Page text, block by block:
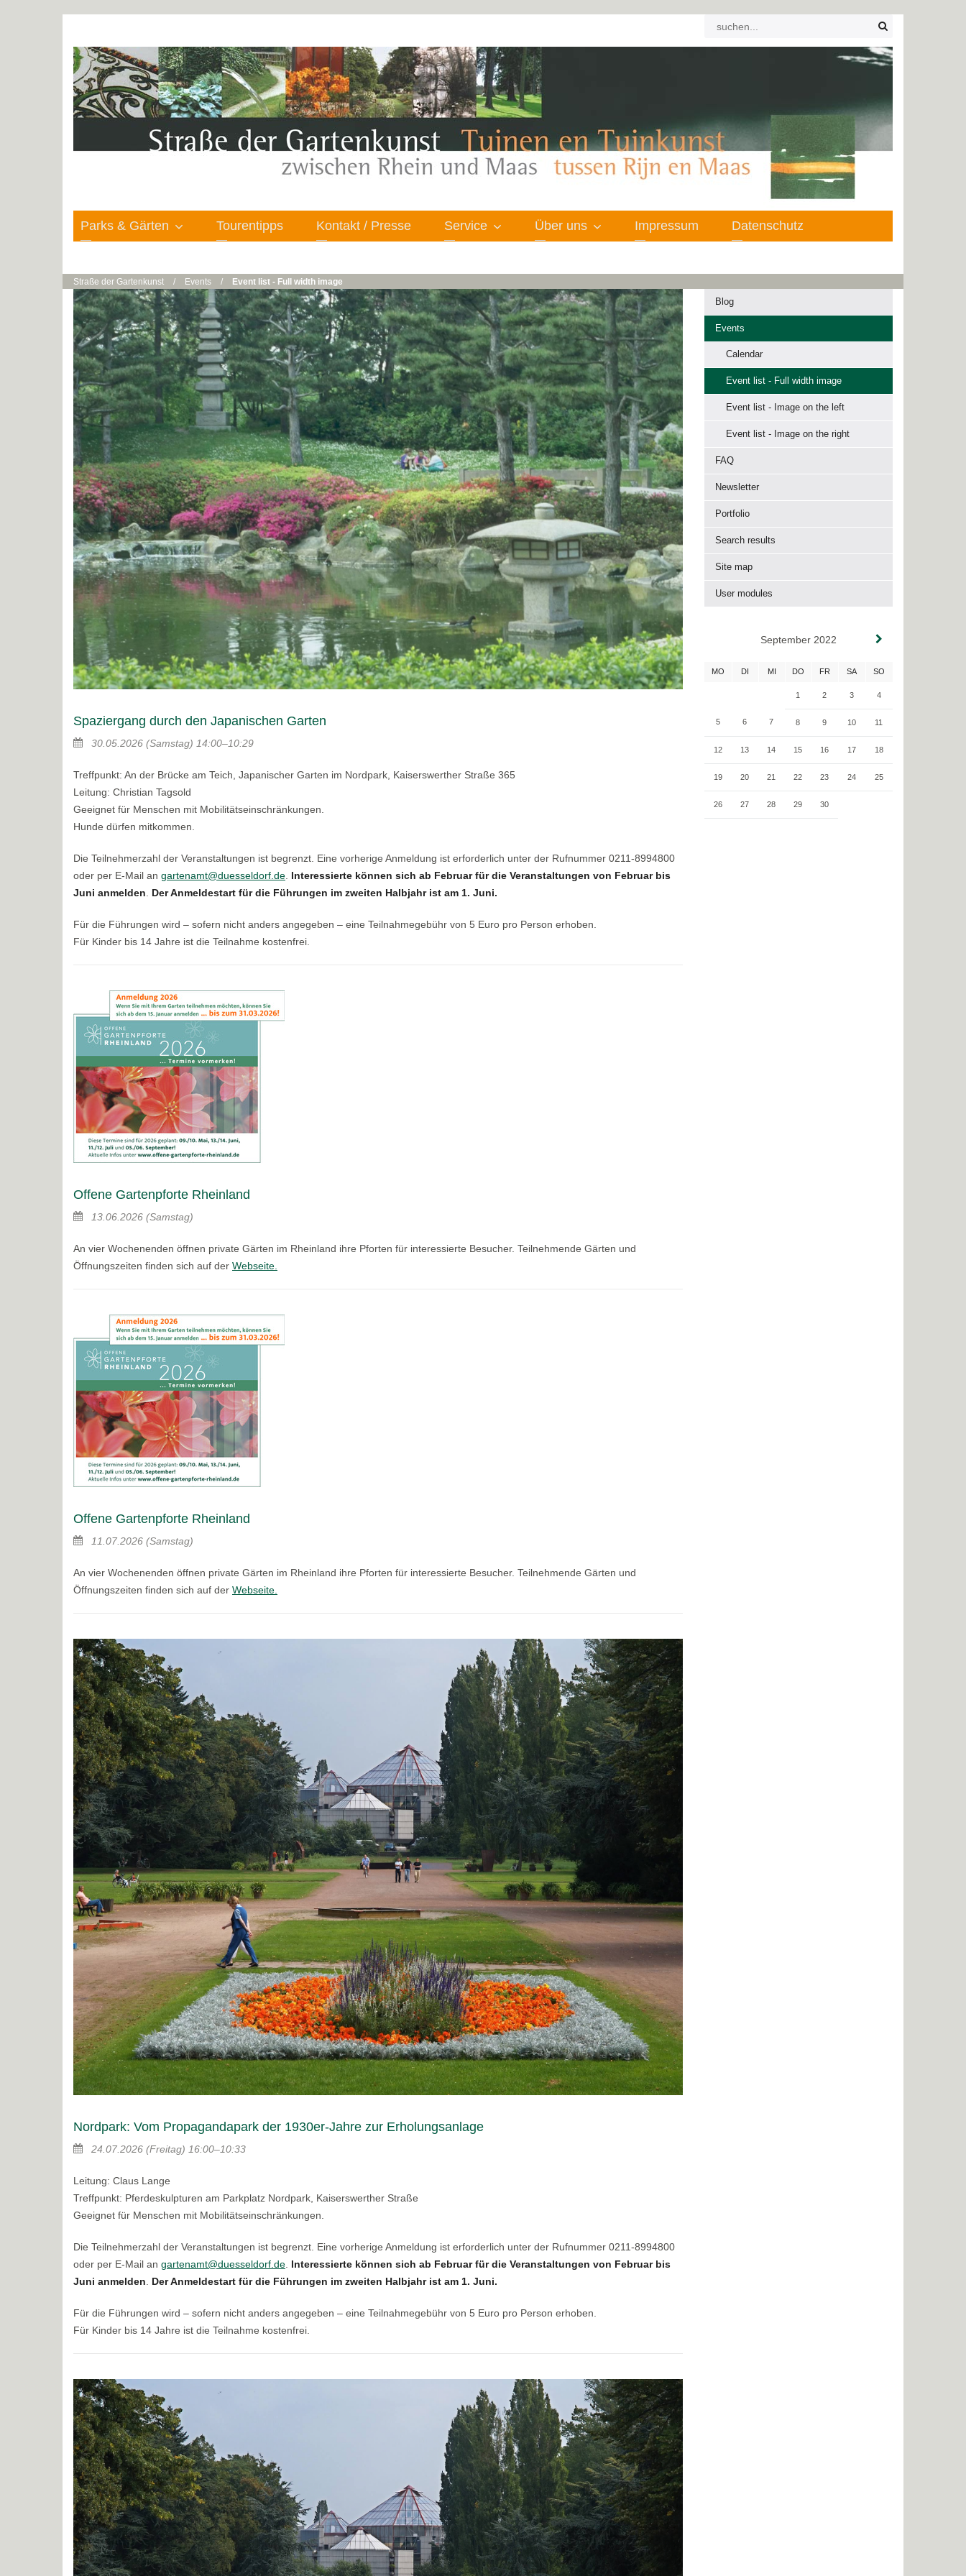
Parks & Gärten Tourentipps Kontakt / Presse Service Über uns Impressum Datenschutz
Straße der Gartenkunst / Events / Event list - Full width image
Spaziergang durch den Japanischen Garten
30.05.2026 (Samstag) 14:00–10:29
Treffpunkt: An der Brücke am Teich, Japanischer Garten im Nordpark, Kaiserswerther Straße 365
Leitung: Christian Tagsold
Geeignet für Menschen mit Mobilitätseinschränkungen.
Hunde dürfen mitkommen.
Die Teilnehmerzahl der Veranstaltungen ist begrenzt. Eine vorherige Anmeldung ist erforderlich unter der Rufnummer 0211-8994800
oder per E-Mail an gartenamt@duesseldorf.de Interessierte können sich ab Februar für die Veranstaltungen von Februar bis
Juni anmelden
Der Anmeldestart für die Führungen im zweiten Halbjahr ist am 1. Juni.
Für die Führungen wird – sofern nicht anders angegeben – eine Teilnahmegebühr von 5 Euro pro Person erhoben.
Für Kinder bis 14 Jahre ist die Teilnahme kostenfrei.
Offene Gartenpforte Rheinland
13.06.2026 (Samstag)
An vier Wochenenden öffnen private Gärten im Rheinland ihre Pforten für interessierte Besucher. Teilnehmende Gärten und
Öffnungszeiten finden sich auf der Webseite.
Offene Gartenpforte Rheinland
11.07.2026 (Samstag)
An vier Wochenenden öffnen private Gärten im Rheinland ihre Pforten für interessierte Besucher. Teilnehmende Gärten und
Öffnungszeiten finden sich auf der Webseite.
Nordpark: Vom Propagandapark der 1930er-Jahre zur Erholungsanlage
24.07.2026 (Freitag) 16:00–10:33
Leitung: Claus Lange
Treffpunkt: Pferdeskulpturen am Parkplatz Nordpark, Kaiserswerther Straße
Geeignet für Menschen mit Mobilitätseinschränkungen.
Die Teilnehmerzahl der Veranstaltungen ist begrenzt. Eine vorherige Anmeldung ist erforderlich unter der Rufnummer 0211-8994800
oder per E-Mail an gartenamt@duesseldorf.de. Interessierte können sich ab Februar für die Veranstaltungen von Februar bis
Juni anmelden. Der Anmeldestart für die Führungen im zweiten Halbjahr ist am 1. Juni.
Für die Führungen wird – sofern nicht anders angegeben – eine Teilnahmegebühr von 5 Euro pro Person erhoben.
Für Kinder bis 14 Jahre ist die Teilnahme kostenfrei.
Blog
Events
Calendar
Event list - Full width image
Event list - Image on the left
Event list - Image on the right
FAQ
Newsletter
Portfolio
Search results
Site map
User modules
September 2022
MO DI MI DO FR SA SO
1 2 3 4
5 6 7 8 9 10 11
12 13 14 15 16 17 18
19 20 21 22 23 24 25
26 27 28 29 30